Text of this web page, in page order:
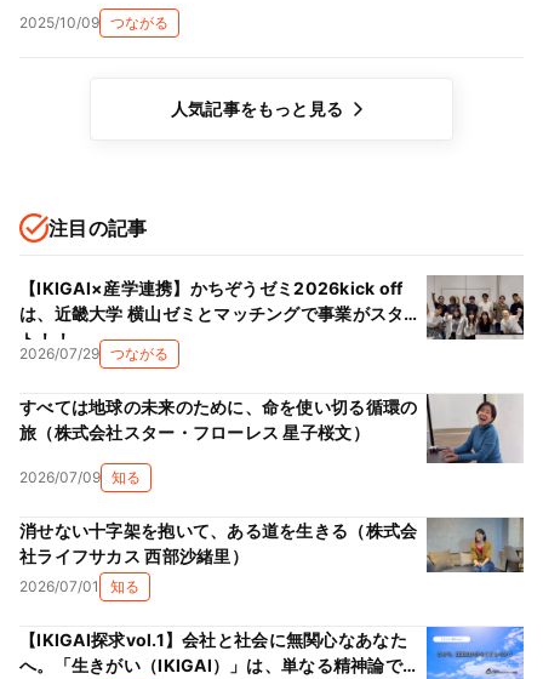
2025/10/09 つながる
人気記事をもっと見る
注目の記事
【IKIGAI×産学連携】かちぞうゼミ2026kick off
は、近畿大学 横山ゼミとマッチングで事業がスター
ト！！
2026/07/29 つながる
すべては地球の未来のために、命を使い切る循環の
旅（株式会社スター・フローレス 星子桜文）
2026/07/09 知る
消せない十字架を抱いて、ある道を生きる（株式会
社ライフサカス 西部沙緒里）
2026/07/01 知る
【IKIGAI探求vol.1】会社と社会に無関心なあなた
へ。「生きがい（IKIGAI）」は、単なる精神論では